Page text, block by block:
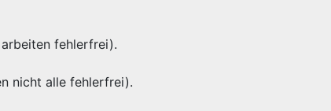
fehlerfrei).
nicht alle fehlerfrei).